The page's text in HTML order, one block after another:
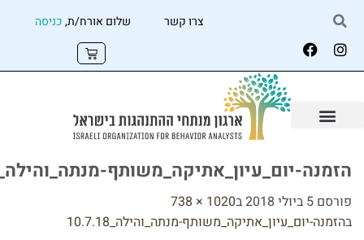
צרו קשר שלום אורח/ת,כניסה
הזמנה-יום_עיון_אתיקה_משותף-
פורסם 5 ביולי 2018 ב1020 × 738
בהזמנה-יום_עיון_אתיקה_משותף-מנתה_והילה_10.7.18